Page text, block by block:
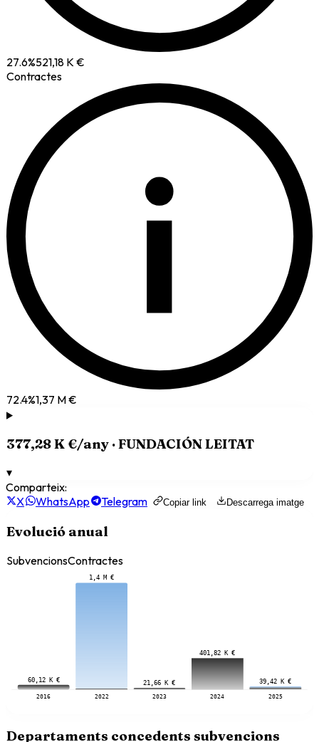
27.6%521,18 K €
Contractes
i
72.4%1,37 M €
377,28 K €/any ·FUNDACIÓN LEITAT
▾
Comparteix:
X
WhatsApp Telegram Copiar link Descarrega imatge
Evolució anual
SubvencionsContractes
60,12 K €
2016
1,4 M €
2022
21,66 K €
2023
401,82 K €
2024
39,42 K €
2025
Departaments concedents subvencions